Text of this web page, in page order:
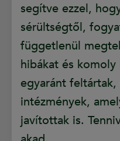
segítve ezzel,
sérültségtől,
függetlenül
hibákat és komoly
egyaránt feltártak,
intézmények,
javítottak is.